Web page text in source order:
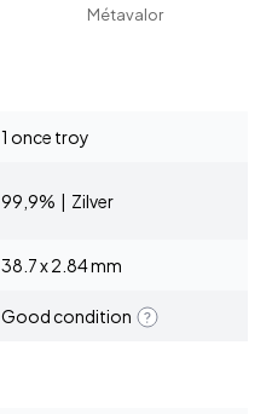
Métavalor
1 once troy
99,9% | Zilver
38.7 x 2.84 mm
Good condition